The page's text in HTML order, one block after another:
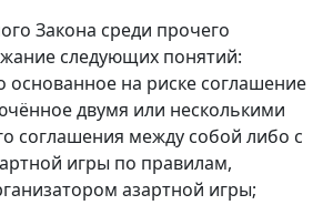
Закона среди прочего
следующих понятий:
основанное на риске соглашение
двумя или несколькими
соглашения между собой либо с
игры по правилам,
азартной игры;